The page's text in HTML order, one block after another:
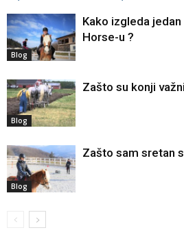
Blog
Kako izgleda
Horse-u ?
Blog
Zašto su konji
Blog
Zašto sam sretan